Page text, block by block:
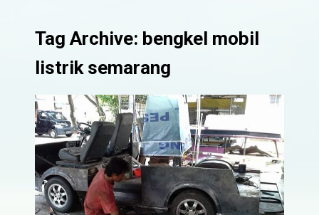
Tag Archive: bengkel mobil
listrik semarang